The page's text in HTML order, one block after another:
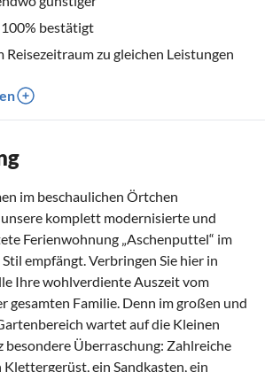
bestätigt
Reisezeitraum zu gleichen Leistungen
im beschaulichen Örtchen
komplett modernisierte und
Ferienwohnung „Aschenputtel“ im
empfängt. Verbringen Sie hier in
Ihre wohlverdiente Auszeit vom
gesamten Familie. Denn im großen und
wartet auf die Kleinen
besondere Überraschung: Zahlreiche
Klettergerüst, ein Sandkasten, ein